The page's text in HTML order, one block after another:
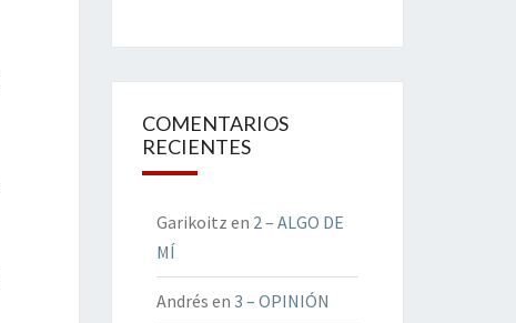
COMENTARIOS
RECIENTES
Garikoitz en 2 – ALGO DE
MÍ
Andrés en 3 – OPINIÓN